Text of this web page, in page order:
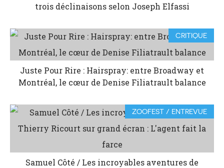
trois déclinaisons selon Joseph Elfassi
CRITIQUE
Juste Pour Rire : Hairspray: entre Broadway et
Montréal, le cœur de Denise Filiatrault balance
ZOOFEST / ENTREVUE
Samuel Côté / Les incroyables aventures de